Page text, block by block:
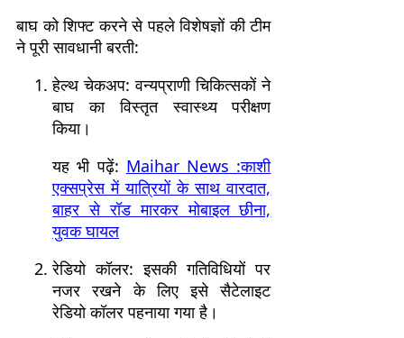
बाघ को शिफ्ट करने से पहले विशेषज्ञों की टीम
ने पूरी सावधानी बरती:
हेल्थ चेकअप: वन्यप्राणी चिकित्सकों ने
बाघ का विस्तृत स्वास्थ्य परीक्षण
किया।
यह भी पढ़ें: Maihar News :काशी
एक्सप्रेस में यात्रियों के साथ वारदात,
बाहर से रॉड मारकर मोबाइल छीना,
युवक घायल
रेडियो कॉलर: इसकी गतिविधियों पर
नजर रखने के लिए इसे सैटेलाइट
रेडियो कॉलर पहनाया गया है।